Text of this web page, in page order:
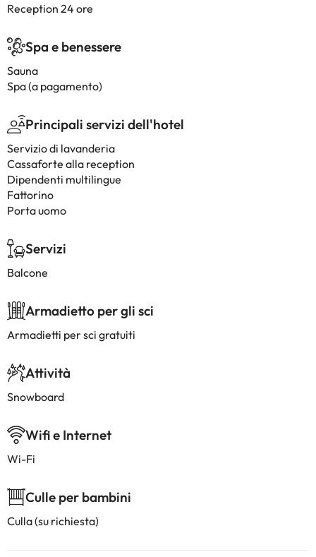
Reception 24 ore
Spa e benessere
Sauna
Spa (a pagamento)
Principali servizi dell'hotel
Servizio di lavanderia
Cassaforte alla reception
Dipendenti multilingue
Fattorino
Porta uomo
Servizi
Balcone
Armadietto per gli sci
Armadietti per sci gratuiti
Attività
Snowboard
Wifi e Internet
Wi-Fi
Culle per bambini
Culla (su richiesta)